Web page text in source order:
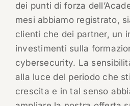
dei punti di forza
mesi abbiamo registrato,
clienti che dei partner, un
investimenti sulla
cybersecurity. La
alla luce del periodo che
crescita e in tal senso